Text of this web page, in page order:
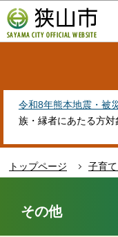
の
ペ
す
令和8年熊本地震・被
族・縁者にあたる方対
トップページ 子育
その他